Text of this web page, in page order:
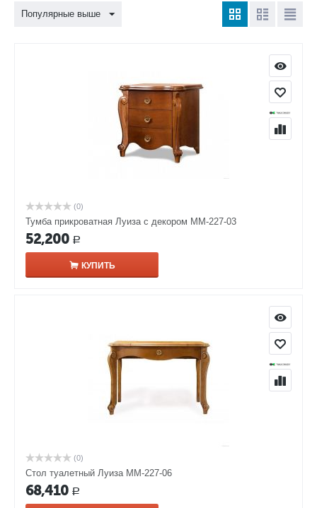
Популярные выше
(0)
Тумба прикроватная Луиза с декором ММ-227-03
52,200 Р
КУПИТЬ
(0)
Стол туалетный Луиза ММ-227-06
68,410 Р